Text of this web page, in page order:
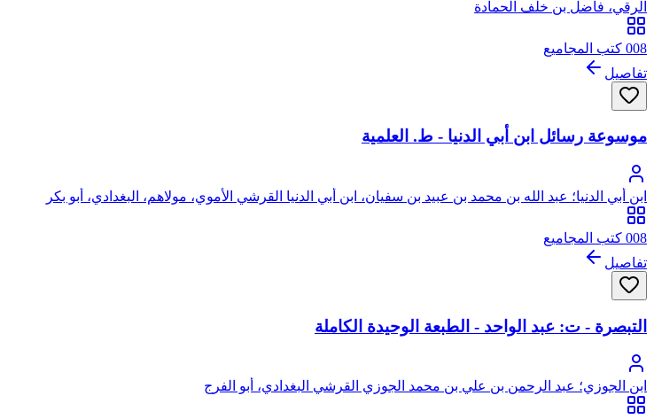
الرقي، فاضل بن خلف الحمادة
008 كتب المجاميع
تفاصيل
موسوعة رسائل ابن أبي الدنيا - ط. العلمية
ابن أبي الدنيا؛ عبد الله بن محمد بن عبيد بن سفيان، ابن أبي الدنيا القرشي الأموي، مولاهم، البغدادي، أبو بكر
008 كتب المجاميع
تفاصيل
التبصرة - ت: عبد الواحد - الطبعة الوحيدة الكاملة
ابن الجوزي؛ عبد الرحمن بن علي بن محمد الجوزي القرشي البغدادي، أبو الفرج